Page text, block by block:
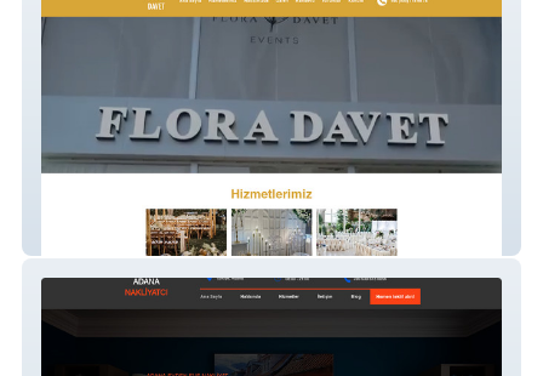
Flora Davet Evi